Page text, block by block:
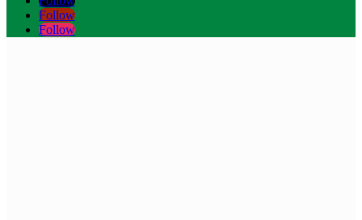
Follow
Follow